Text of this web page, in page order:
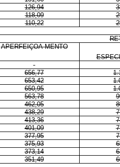
126,94
118,09
110,22
APERFEIÇOA-MENTO
656,77
653,42
650,95
563,78
462,05
438,29
413,36
401,09
377,95
375,93
373,14
351,49